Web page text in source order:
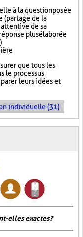
à la question posée
(partage de la
de sa
plus élaborée
que tous les
le processus
leurs idées et
individuelle (31)
elles exactes ?